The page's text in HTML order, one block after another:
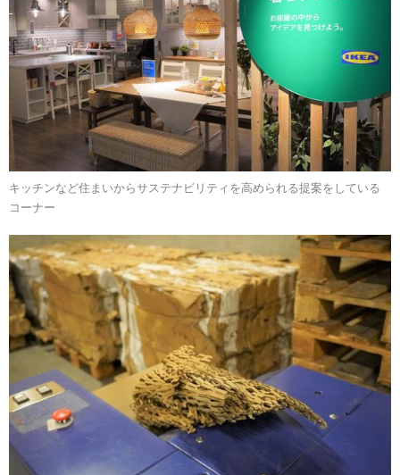
キッチンなど住まいからサステナビリティを高められる提案をしている
コーナー